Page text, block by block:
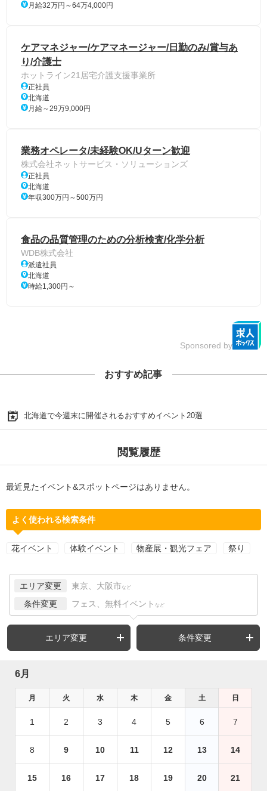
月給32万円～64万4,000円
ケアマネジャー/ケアマネージャー/日勤のみ/賞与あ
り/介護士
ホットライン21居宅介護支援事業所
正社員
北海道
月給～29万9,000円
業務オペレータ/未経験OK/Uターン歓迎
株式会社ネットサービス・ソリューションズ
正社員
北海道
年収300万円～500万円
食品の品質管理のための分析検査/化学分析
WDB株式会社
派遣社員
北海道
時給1,300円～
Sponsored by
おすすめ記事
北海道で今週末に開催されるおすすめイベント20選
閲覧履歴
最近見たイベント&スポットページはありません。
よく使われる検索条件
花イベント 体験イベント 物産展・観光フェア 祭り
エリア変更 東京、大阪市 など
条件変更 フェス、無料イベント など
エリア変更 条件変更
6月
月 火 水 木 金 土 日
1 2 3 4 5 6 7
8 9 10 11 12 13 14
15 16 17 18 19 20 21